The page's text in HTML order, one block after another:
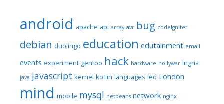
android apache api array avr bug codeIgniter
debian duolingo education edutainment email
events experiment gentoo hack hardware hollywar Ingria
java javascript kernel kotlin languages led London
mind mobile mysql netbeans network nginx